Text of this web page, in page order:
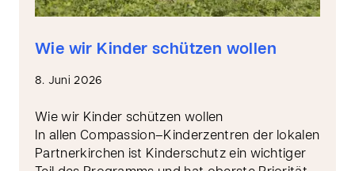
Wie wir Kinder schützen wollen
8. Juni 2026
Wie wir Kinder schützen wollen
In allen Compassion–Kinderzentren der lokalen
Partnerkirchen ist Kinderschutz ein wichtiger